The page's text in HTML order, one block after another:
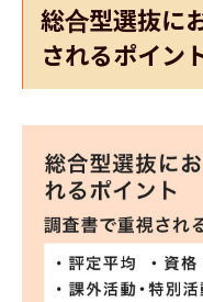
総合型選抜に
されるポイン